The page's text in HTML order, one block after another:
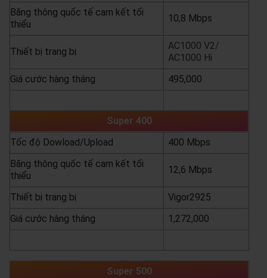
Băng thông quốc tế cam kết tối
thiểu
10,8 Mbps
Thiết bị trang bị
AC1000 V2/
AC1000 Hi
Giá cước hàng tháng
495,000
Super 400
Tốc độ Dowload/Upload
400 Mbps
Băng thông quốc tế cam kết tối
thiểu
12,6 Mbps
Thiết bị trang bị
Vigor2925
Giá cước hàng tháng
1,272,000
Super 500